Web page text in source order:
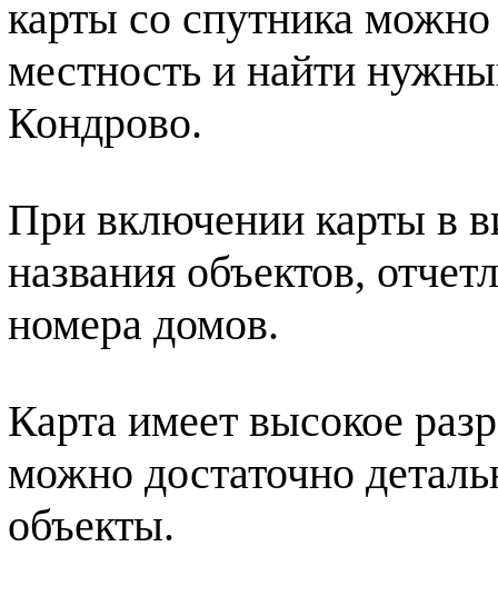
карты со спутника можно
местность и найти
Кондрово.
При включении карты в
названия объектов,
номера домов.
Карта имеет высокое
можно достаточно
объекты.